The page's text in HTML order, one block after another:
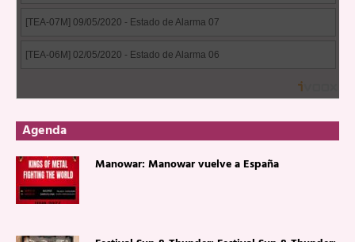
Agenda
Manowar: Manowar vuelve a España